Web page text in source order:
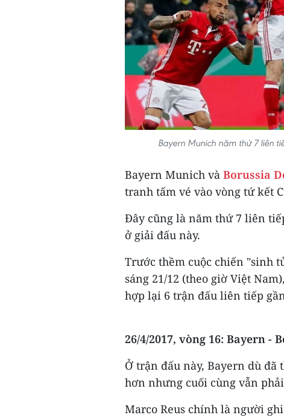
Bayern Munich năm thứ 7 liên
Bayern Munich và Borussia
tranh tấm vé vào vòng tứ kết
Đây cũng là năm thứ 7 liên
ở giải đấu này.​
Trước thềm cuộc chiến "sinh
sáng 21/12 (theo giờ Việt
hợp lại 6 trận đấu liên tiếp
26/4/2017, vòng 16: Bayern -
Ở trận đấu này, Bayern dù
hơn nhưng cuối cùng vẫn
Marco Reus chính là người